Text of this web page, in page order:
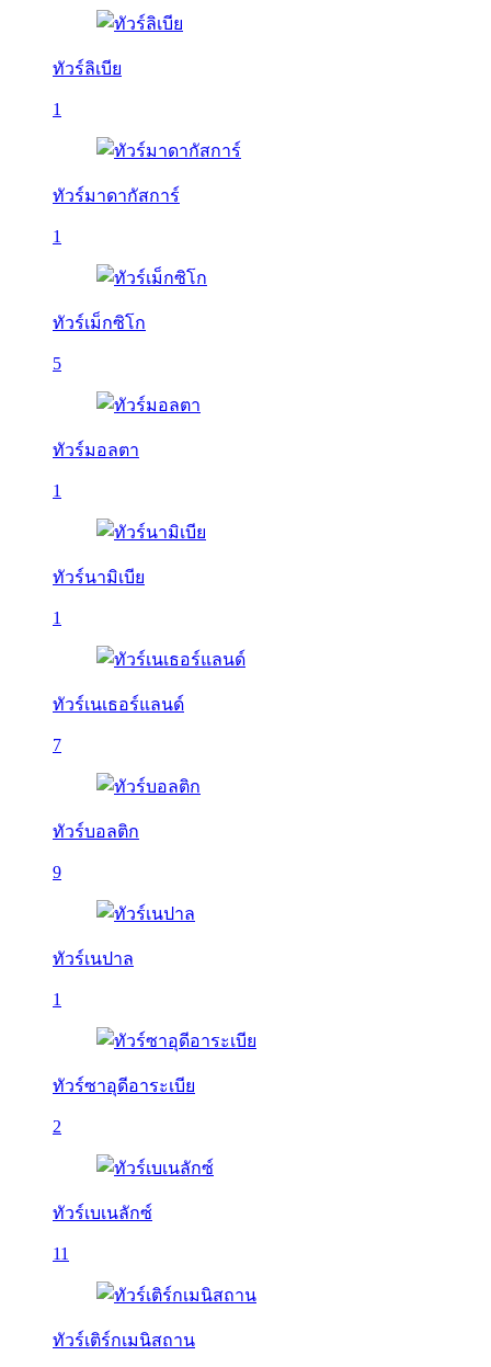
ทัวร์ลิเบีย
1
ทัวร์มาดากัสการ์
1
ทัวร์เม็กซิโก
5
ทัวร์มอลตา
1
ทัวร์นามิเบีย
1
ทัวร์เนเธอร์แลนด์
7
ทัวร์บอลติก
9
ทัวร์เนปาล
1
ทัวร์ซาอุดีอาระเบีย
2
ทัวร์เบเนลักซ์
11
ทัวร์เติร์กเมนิสถาน